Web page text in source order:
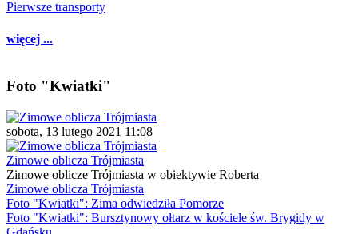
Pierwsze transporty
więcej ...
Foto "Kwiatki"
sobota, 13 lutego 2021 11:08
Zimowe oblicza Trójmiasta
Zimowe oblicze Trójmiasta w obiektywie Roberta
Zimowe oblicza Trójmiasta
Foto "Kwiatki": Zima odwiedziła Pomorze
Foto "Kwiatki": Bursztynowy ołtarz w kościele św. Brygidy w